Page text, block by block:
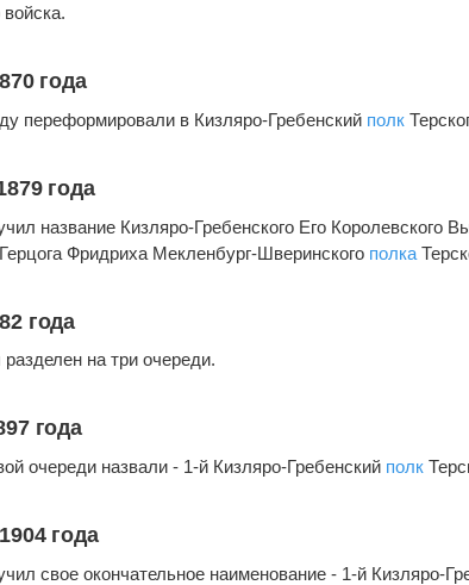
войска.
года
переформировали в Кизляро-Гребенский полк
года
название Кизляро-Гребенского Его Королевского
Фридриха Мекленбург-Шверинского полка
года
на три очереди.
года
очереди назвали - 1-й Кизляро-Гребенский полк
года
свое окончательное наименование - 1-й Кизляро-